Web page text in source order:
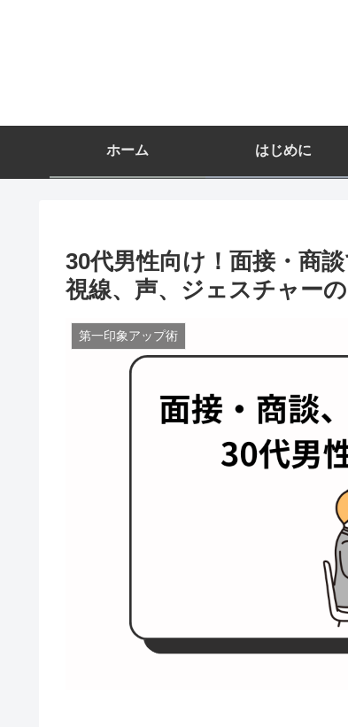
ホーム はじめに
30代男性向け！面接・商
視線、声、ジェスチャー
第一印象アップ術